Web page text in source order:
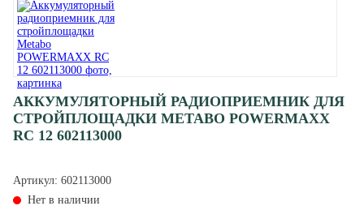
АККУМУЛЯТОРНЫЙ РАДИОПРИЕМНИК ДЛЯ
СТРОЙПЛОЩАДКИ METABO POWERMAXX
RC 12 602113000
Артикул: 602113000
Нет в наличии